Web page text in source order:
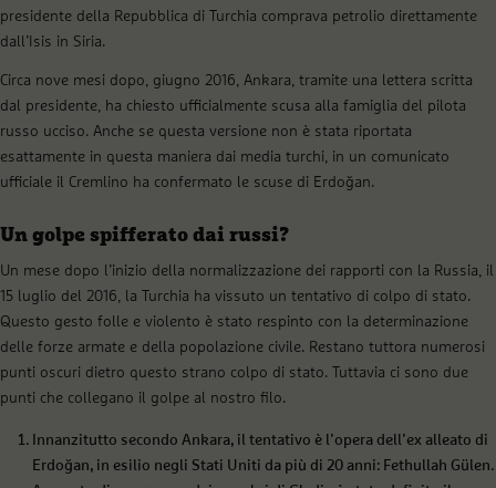
presidente della Repubblica di Turchia comprava petrolio direttamente
dall’Isis in Siria.
Circa nove mesi dopo, giugno 2016, Ankara, tramite una lettera scritta
dal presidente, ha chiesto ufficialmente scusa alla famiglia del pilota
russo ucciso. Anche se questa versione non è stata riportata
esattamente in questa maniera dai media turchi, in un comunicato
ufficiale il Cremlino ha confermato le scuse di Erdoğan.
Un golpe spifferato dai russi?
Un mese dopo l’inizio della normalizzazione dei rapporti con la Russia, il
15 luglio del 2016, la Turchia ha vissuto un tentativo di colpo di stato.
Questo gesto folle e violento è stato respinto con la determinazione
delle forze armate e della popolazione civile. Restano tuttora numerosi
punti oscuri dietro questo strano colpo di stato. Tuttavia ci sono due
punti che collegano il golpe al nostro filo.
Innanzitutto secondo Ankara, il tentativo è l’opera dell’ex alleato di
Erdoğan, in esilio negli Stati Uniti da più di 20 anni: Fethullah Gülen.